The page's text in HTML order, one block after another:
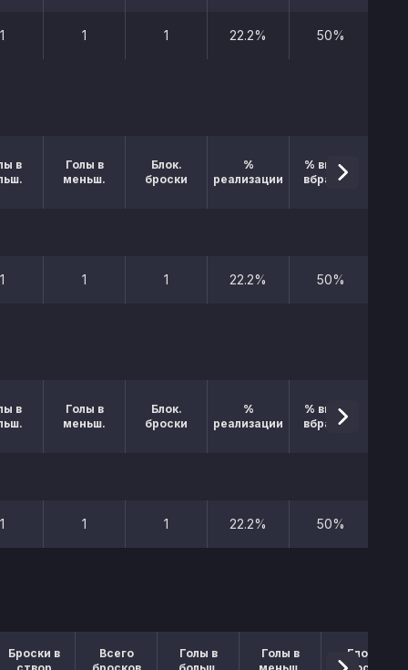
1 1 1 22.2% 50%
в
Голы в
меньш.
Блок.
броски
%
реализации
% выигр.
вбрасыв.
1 1 1 22.2% 50%
в
Голы в
меньш.
Блок.
броски
%
реализации
% выигр.
вбрасыв.
1 1 1 22.2% 50%
Броски в
Всего
Голы в
Голы в
Блок.